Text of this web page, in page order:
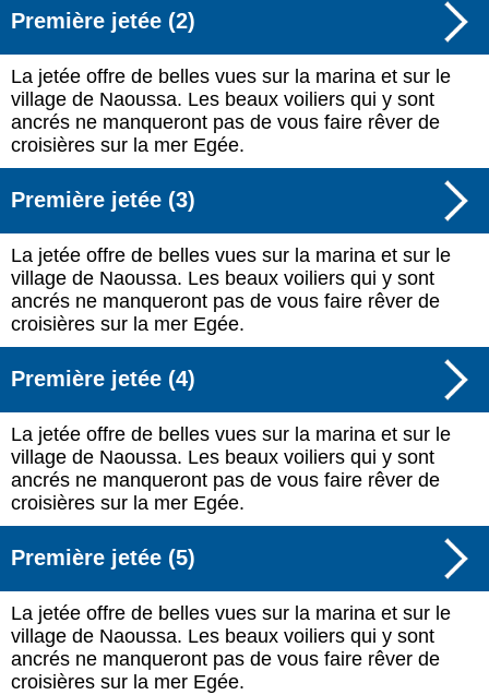
Première jetée (2)
La jetée offre de belles vues sur la marina et sur le
village de Naoussa. Les beaux voiliers qui y sont
ancrés ne manqueront pas de vous faire rêver de
croisières sur la mer Egée.
Première jetée (3)
La jetée offre de belles vues sur la marina et sur le
village de Naoussa. Les beaux voiliers qui y sont
ancrés ne manqueront pas de vous faire rêver de
croisières sur la mer Egée.
Première jetée (4)
La jetée offre de belles vues sur la marina et sur le
village de Naoussa. Les beaux voiliers qui y sont
ancrés ne manqueront pas de vous faire rêver de
croisières sur la mer Egée.
Première jetée (5)
La jetée offre de belles vues sur la marina et sur le
village de Naoussa. Les beaux voiliers qui y sont
ancrés ne manqueront pas de vous faire rêver de
croisières sur la mer Egée.